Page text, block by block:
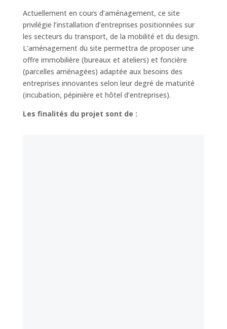
Actuellement en cours d’aménagement, ce site
privilégie l’installation d’entreprises positionnées sur
les secteurs du transport, de la mobilité et du design.
L’aménagement du site permettra de proposer une
offre immobilière (bureaux et ateliers) et foncière
(parcelles aménagées) adaptée aux besoins des
entreprises innovantes selon leur degré de maturité
(incubation, pépinière et hôtel d’entreprises).
Les finalités du projet sont de :